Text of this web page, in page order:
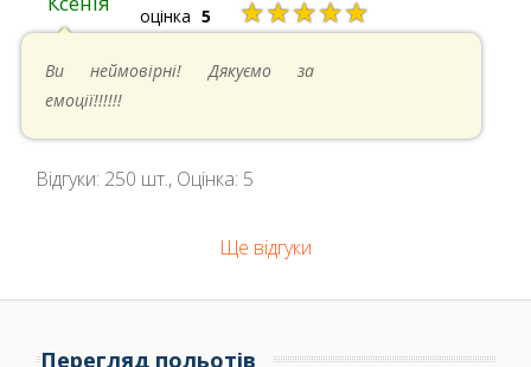
оцінка 5 ★★★★★
Ви неймовірні! Дякуємо за
емоції!!!!!!
Відгуки: 250 шт., Оцінка: 5
Ще відгуки
Перегляд польотів